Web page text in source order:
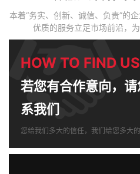
本着“务实、创新、诚信、负责”的
优质的服务立足市场前沿，
HOW TO FIND
若您有合作意向，
系我们
您给我们多大的信任，我们给您多大的